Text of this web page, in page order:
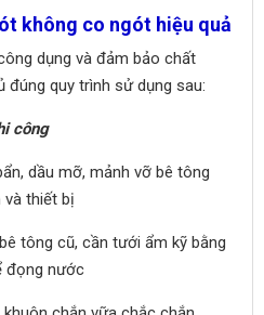
không co ngót hiệu quả
dụng và đảm bảo chất
quy trình sử dụng sau:
công
dầu mỡ, mảnh vỡ bê tông
thiết bị
tông cũ, cần tưới ẩm kỹ bằng
đọng nước